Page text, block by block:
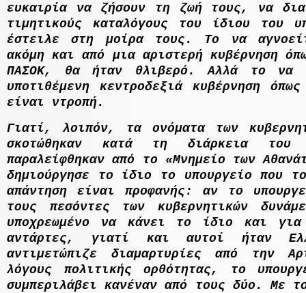
ευκαιρία να ζήσουν τη ζωή τους, να
τιµητικούς καταλόγους του ίδιου του
έστειλε στη µοίρα τους. Το να
ακόµη και από µια αριστερή κυβέρνηση
ΠΑΣΟΚ, θα ήταν θλιβερό. Αλλά το να
υποτιθέµενη κεντροδεξιά κυβέρνηση
είναι ντροπή.
Γιατί, λοιπόν, τα ονόµατα των
σκοτώθηκαν κατά τη διάρκεια του
παραλείφθηκαν από το «Μνηµείο των
δηµιούργησε το ίδιο το υπουργείο που
απάντηση είναι προφανής: αν το
τους πεσόντες των κυβερνητικών
υποχρεωµένο να κάνει το ίδιο και για
αντάρτες, γιατί και αυτοί ήτανE
αντιµετώπιζε διαµαρτυρίες από την
λόγους πολιτικής ορθότητας, το
συµπεριλάβει κανέναν από τους δύο. Με